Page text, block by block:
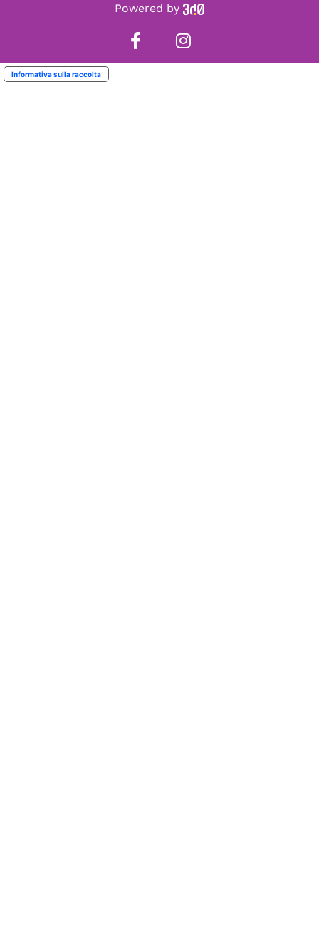
Powered by
Informativa sulla raccolta